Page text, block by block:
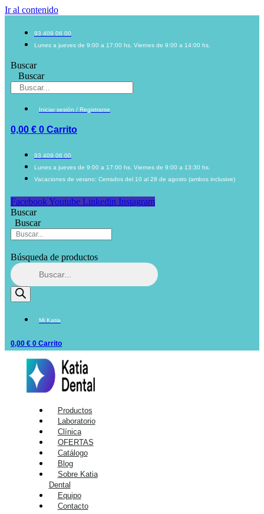
Ir al contenido
93 409 06 00
Lunes a jueves de 9:00 a 17:00 hs. Viernes de 9:00 a 14:00 hs.
Buscar
Buscar
Iniciar sesión / Registrarse
0,00 € 0 Carrito
93 409 06 00
Lunes a jueves de 9:00 a 17:00 hs. Viernes de 9:00 a 13:30 hs.
Vacaciones de verano: Cerrados del 10 al 28 de agosto (ambos inclusive)
Facebook Youtube Linkedin Instagram
Buscar
Buscar
Búsqueda de productos
Mi Katia
0,00 € 0 Carrito
Productos
Laboratorio
Clínica
OFERTAS
Catálogo
Blog
Sobre Katia
Dental
Equipo
Contacto